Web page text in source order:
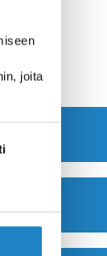
joita